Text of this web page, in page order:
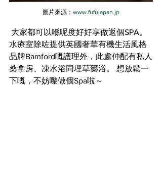
圖片來源： www.fufujapan.jp
水療室除咗提供英國奢華有機生活風格
品牌Bamford嘅護理外，此處仲配有私人
桑拿房、凍水浴同埋草藥浴。 想放鬆一
下嘅，不妨嚟做個Spa啦～